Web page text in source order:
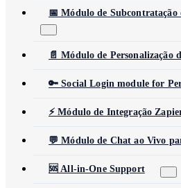
📅 Módulo de Subcontratação
📄 Módulo de Personalização
🔑 Social Login module for
⚡ Módulo de Integração
💬 Módulo de Chat ao Vivo
🆘 All-in-One Support